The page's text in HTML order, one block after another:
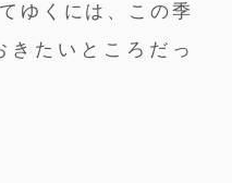
ゆくには、この季
きたいところだっ